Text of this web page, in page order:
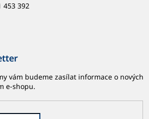
453 392
vám budeme zasílat informace o nových
e-shopu.